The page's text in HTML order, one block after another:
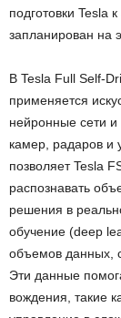
подготовки Tesla
запланирован на
В Tesla Full Self-
применяется
нейронные сети
камер, радаров и
позволяет Tesla
распознавать
решения в
обучение (deep
объемов данных,
Эти данные
вождения, такие